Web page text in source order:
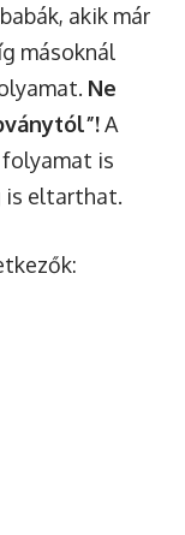
akik már
másoknál
Ne
A
is
is eltarthat.